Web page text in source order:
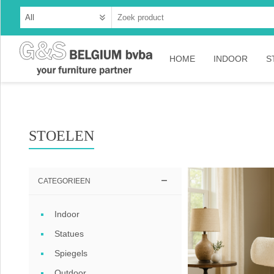
HOME INDOOR
Consoles
Collection
Collection
STOELEN
CATEGORIEEN
Indoor
Statues
Spiegels